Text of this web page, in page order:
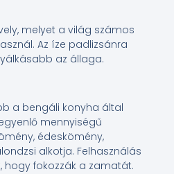
melyet a világ számos
Az íze padlizsánra
az állaga.
a bengáli konyha által
mennyiségű
édeskömény,
alkotja. Felhasználás
fokozzák a zamatát.